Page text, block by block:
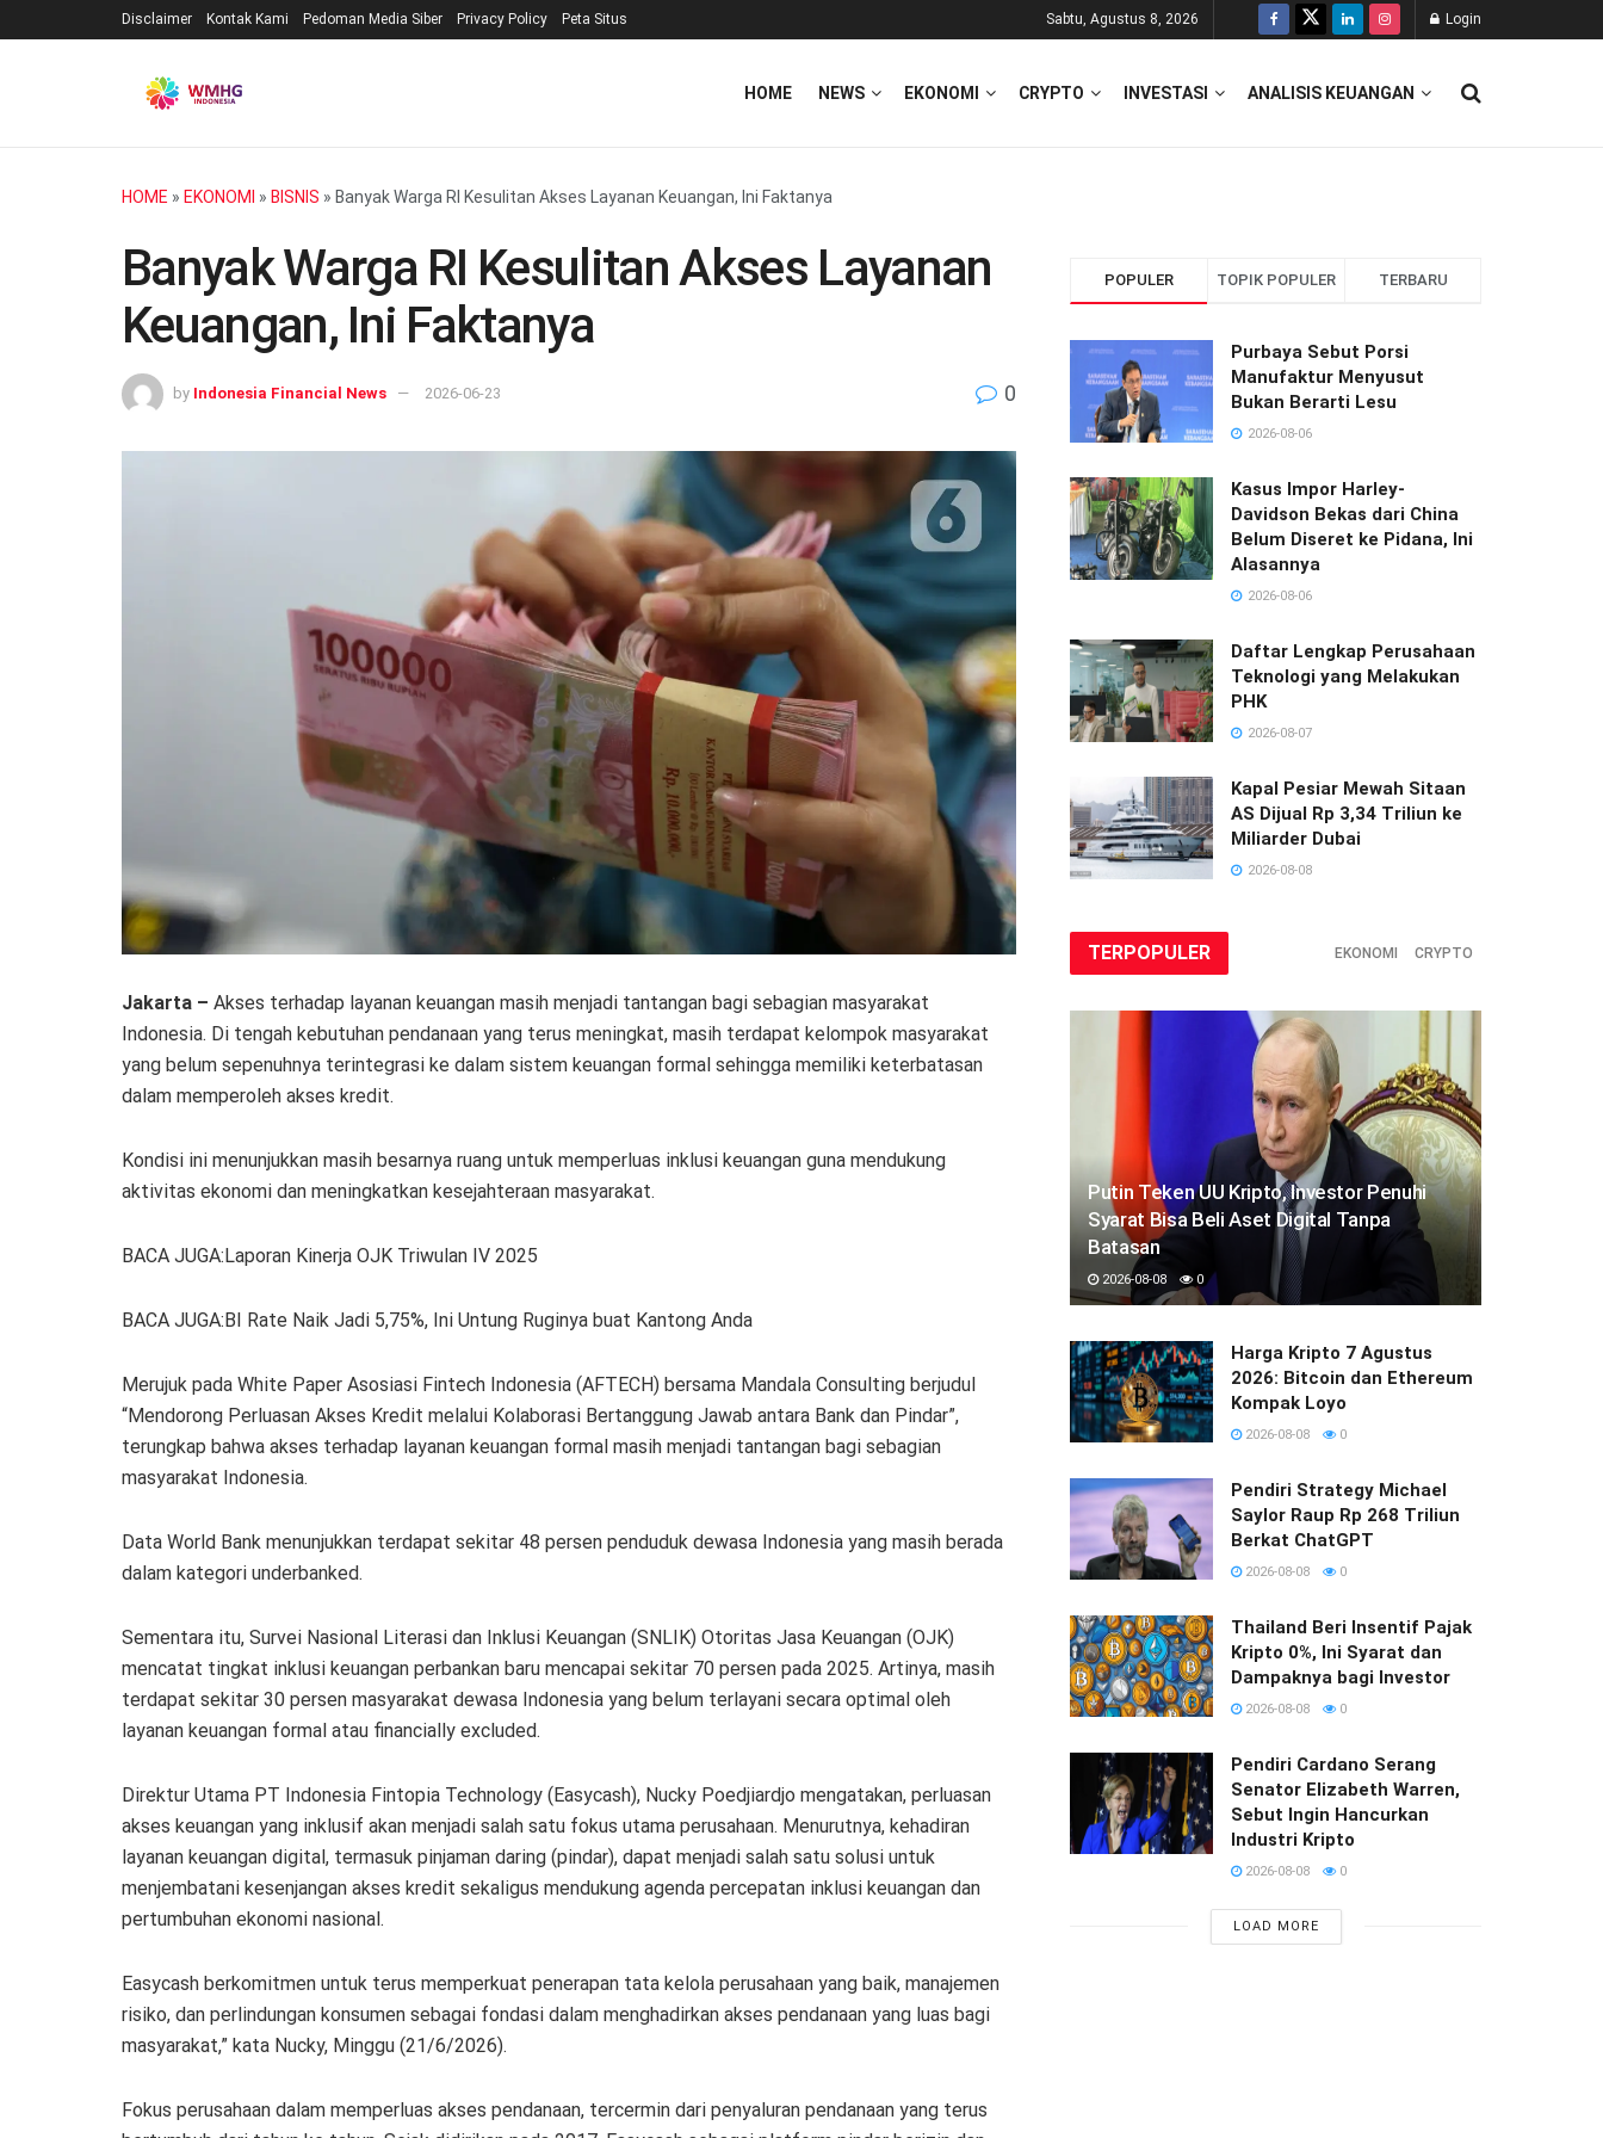
Disclaimer Kontak Kami Pedoman Media Siber Privacy Policy Peta Situs Sabtu, Agustus 8, 2026 Login
HOME NEWS EKONOMI CRYPTO INVESTASI ANALISIS KEUANGAN
HOME » EKONOMI » BISNIS » Banyak Warga RI Kesulitan Akses Layanan Keuangan, Ini Faktanya
Banyak Warga RI Kesulitan Akses Layanan
Keuangan, Ini Faktanya
by Indonesia Financial News 2026-06-23 0
Jakarta – Akses terhadap layanan keuangan masih menjadi tantangan bagi sebagian masyarakat
Indonesia. Di tengah kebutuhan pendanaan yang terus meningkat, masih terdapat kelompok masyarakat
yang belum sepenuhnya terintegrasi ke dalam sistem keuangan formal sehingga memiliki keterbatasan
dalam memperoleh akses kredit.
Kondisi ini menunjukkan masih besarnya ruang untuk memperluas inklusi keuangan guna mendukung
aktivitas ekonomi dan meningkatkan kesejahteraan masyarakat.
BACA JUGA:Laporan Kinerja OJK Triwulan IV 2025
BACA JUGA:BI Rate Naik Jadi 5,75%, Ini Untung Ruginya buat Kantong Anda
Merujuk pada White Paper Asosiasi Fintech Indonesia (AFTECH) bersama Mandala Consulting berjudul
“Mendorong Perluasan Akses Kredit melalui Kolaborasi Bertanggung Jawab antara Bank dan Pindar”,
terungkap bahwa akses terhadap layanan keuangan formal masih menjadi tantangan bagi sebagian
masyarakat Indonesia.
Data World Bank menunjukkan terdapat sekitar 48 persen penduduk dewasa Indonesia yang masih berada
dalam kategori underbanked.
Sementara itu, Survei Nasional Literasi dan Inklusi Keuangan (SNLIK) Otoritas Jasa Keuangan (OJK)
mencatat tingkat inklusi keuangan perbankan baru mencapai sekitar 70 persen pada 2025. Artinya, masih
terdapat sekitar 30 persen masyarakat dewasa Indonesia yang belum terlayani secara optimal oleh
layanan keuangan formal atau financially excluded.
Direktur Utama PT Indonesia Fintopia Technology (Easycash), Nucky Poedjiardjo mengatakan, perluasan
akses keuangan yang inklusif akan menjadi salah satu fokus utama perusahaan. Menurutnya, kehadiran
layanan keuangan digital, termasuk pinjaman daring (pindar), dapat menjadi salah satu solusi untuk
menjembatani kesenjangan akses kredit sekaligus mendukung agenda percepatan inklusi keuangan dan
pertumbuhan ekonomi nasional.
Easycash berkomitmen untuk terus memperkuat penerapan tata kelola perusahaan yang baik, manajemen
risiko, dan perlindungan konsumen sebagai fondasi dalam menghadirkan akses pendanaan yang luas bagi
masyarakat,” kata Nucky, Minggu (21/6/2026).
Fokus perusahaan dalam memperluas akses pendanaan, tercermin dari penyaluran pendanaan yang terus
POPULER TOPIK POPULER TERBARU
Purbaya Sebut Porsi
Manufaktur Menyusut
Bukan Berarti Lesu
2026-08-06
Kasus Impor Harley-
Davidson Bekas dari China
Belum Diseret ke Pidana, Ini
Alasannya
2026-08-06
Daftar Lengkap Perusahaan
Teknologi yang Melakukan
PHK
2026-08-07
Kapal Pesiar Mewah Sitaan
AS Dijual Rp 3,34 Triliun ke
Miliarder Dubai
2026-08-08
TERPOPULER EKONOMI CRYPTO
Putin Teken UU Kripto, Investor Penuhi
Syarat Bisa Beli Aset Digital Tanpa
Batasan
2026-08-08 0
Harga Kripto 7 Agustus
2026: Bitcoin dan Ethereum
Kompak Loyo
2026-08-08 0
Pendiri Strategy Michael
Saylor Raup Rp 268 Triliun
Berkat ChatGPT
2026-08-08 0
Thailand Beri Insentif Pajak
Kripto 0%, Ini Syarat dan
Dampaknya bagi Investor
2026-08-08 0
Pendiri Cardano Serang
Senator Elizabeth Warren,
Sebut Ingin Hancurkan
Industri Kripto
2026-08-08 0
LOAD MORE